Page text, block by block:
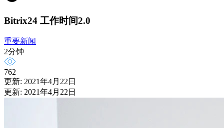
Bitrix24 工作时间2.0
重要新闻
2分钟
762
更新: 2021年4月22日
更新: 2021年4月22日